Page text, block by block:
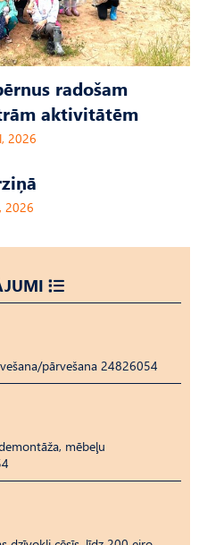
radošam
aktivitātēm
2026
2026
pārvešana 24826054
mēbeļu